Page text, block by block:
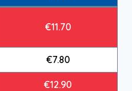
€11.70
€7.80
€12.90